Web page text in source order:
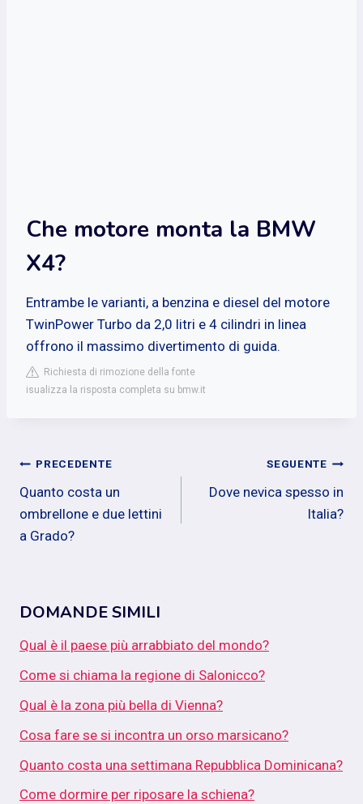
Che motore monta la BMW
X4?
Entrambe le varianti, a benzina e diesel del motore
TwinPower Turbo da 2,0 litri e 4 cilindri in linea
offrono il massimo divertimento di guida.
Richiesta di rimozione della fonte
isualizza la risposta completa su bmw.it
Navigazione
articoli
PRECEDENTE
Quanto costa un
ombrellone e due lettini
a Grado?
SEGUENTE
Dove nevica spesso in
Italia?
DOMANDE SIMILI
Qual è il paese più arrabbiato del mondo?
Come si chiama la regione di Salonicco?
Qual è la zona più bella di Vienna?
Cosa fare se si incontra un orso marsicano?
Quanto costa una settimana Repubblica Dominicana?
Come dormire per riposare la schiena?